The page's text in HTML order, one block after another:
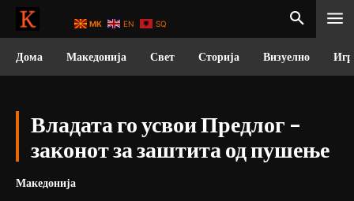
Дома Македонија Свет Сторија Визуелно
Владата го усвои Предлог –
законот за заштита од пушење
Македонија
MK EN SQ